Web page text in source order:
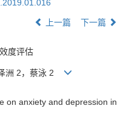
上一篇 下一篇
度评估
洲 2，蔡泳 2
on anxiety and depression in